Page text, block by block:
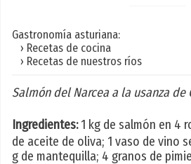
Gastronomía asturiana:
› Recetas de cocina
› Recetas de nuestros ríos
Salmón del Narcea a la usanza de
Ingredientes:1 kg de salmón en 4
de aceite de oliva; 1 vaso de vino
g de mantequilla; 4 granos de